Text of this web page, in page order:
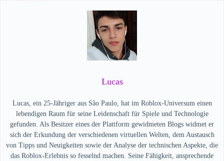
Lucas
Lucas, ein 25-Jähriger aus São Paulo, hat im Roblox-Universum einen
lebendigen Raum für seine Leidenschaft für Spiele und Technologie
gefunden. Als Besitzer eines der Plattform gewidmeten Blogs widmet er
sich der Erkundung der verschiedenen virtuellen Welten, dem Austausch
von Tipps und Neuigkeiten sowie der Analyse der technischen Aspekte, die
das Roblox-Erlebnis so fesselnd machen. Seine Fähigkeit, ansprechende